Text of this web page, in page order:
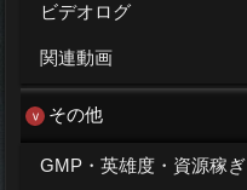
ビデオログ
関連動画
その他
GMP・英雄度・資源稼ぎ